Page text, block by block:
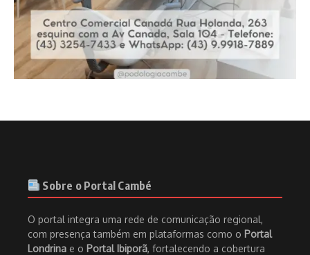
Sobre o Portal Cambé
O portal integra uma rede de comunicação regional,
com presença também em plataformas como o Portal
Londrina e o Portal Ibiporã, fortalecendo a cobertura